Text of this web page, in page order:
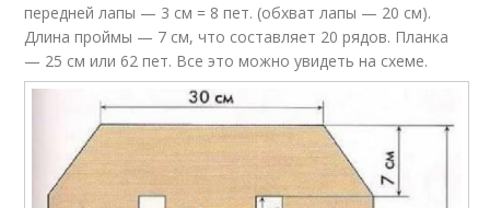
передней лапы — 3 см = 8 пет. (обхват лапы — 20 см).
Длина проймы — 7 см, что составляет 20 рядов. Планка
— 25 см или 62 пет. Все это можно увидеть на схеме.